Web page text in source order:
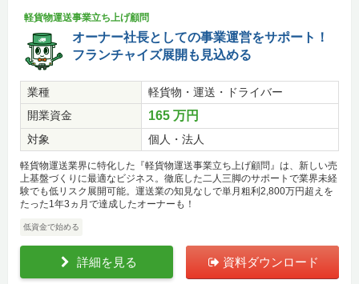
軽貨物運送事業立ち上げ顧問
オーナー社長としての事業運営をサポート！
フランチャイズ展開も見込める
業種
軽貨物・運送・ドライバー
開業資金
165 万円
対象 個人・法人
軽貨物運送業界に特化した『軽貨物運送事業立ち上げ顧問』は、新しい売
上基盤づくりに最適なビジネス。徹底した二人三脚のサポートで業界未経
験でも低リスク展開可能。運送業の知見なしで単月粗利2,800万円超えを
たった1年3ヵ月で達成したオーナーも！
低資金で始める
詳細を見る 資料ダウンロード